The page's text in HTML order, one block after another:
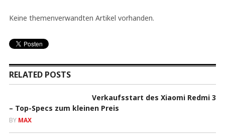
Keine themenverwandten Artikel vorhanden.
RELATED POSTS
Verkaufsstart des Xiaomi Redmi 3
– Top-Specs zum kleinen Preis
BY MAX